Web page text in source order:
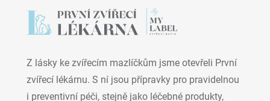
Z lásky ke zvířecím mazlíčkům jsme otevřeli První
zvířecí lékárnu. S ní jsou přípravky pro pravidelnou
i preventivní péči, stejně jako léčebné produkty,